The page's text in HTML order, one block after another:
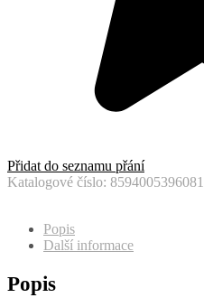
Přidat do seznamu přání
Katalogové číslo: 8594005396081
Popis
Další informace
Popis